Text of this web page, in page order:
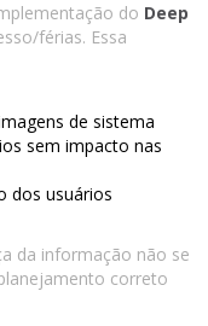
do Deep
férias. Essa
de sistema
sem impacto nas
dos usuários
da informação não se
correto